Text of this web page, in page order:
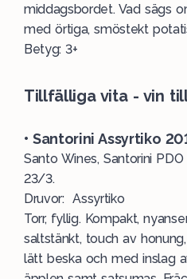
middagsbordet. Vad sägs
med örtiga, smöstekt
Betyg: 3+
Tillfälliga vita - vin
• Santorini Assyrtiko
Santo Wines, Santorini
23/3.
Druvor: Assyrtiko
Torr, fyllig. Kompakt,
saltstänkt, touch av
lätt beska och med inslag